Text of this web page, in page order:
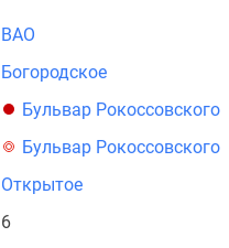
ВАО
Богородское
Бульвар Рокоссовского
Бульвар Рокоссовского
Открытое
6